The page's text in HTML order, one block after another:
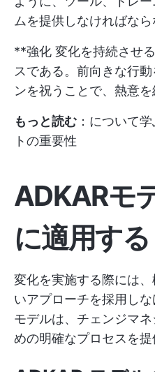
ムを提供しなければなら
**強化 変化を持続させ
スである。前向きな行
ンを祝うことで、熱意を
もっと読む ：について学
トの重要性
ADKARモ
に適用する
変化を実施する際には
いアプローチを採用し
モデルは、チェンジマ
めの明確なプロセスを提